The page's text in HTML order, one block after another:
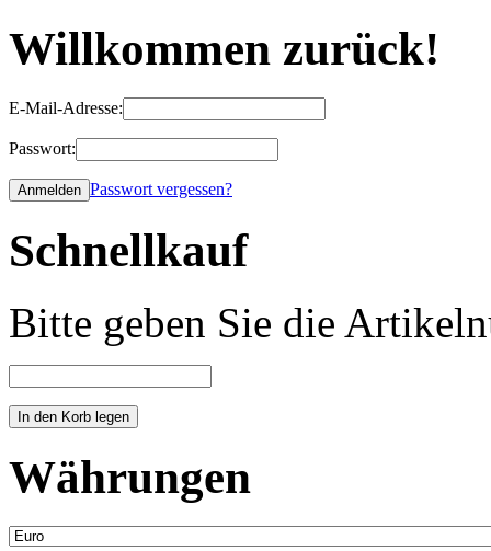
Willkommen zurück!
E-Mail-Adresse:
Passwort:
Passwort vergessen?
Schnellkauf
Bitte geben Sie die
Währungen